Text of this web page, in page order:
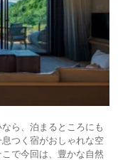
ら、泊まるところにも
つく宿がおしゃれな空
で今回は、豊かな自然